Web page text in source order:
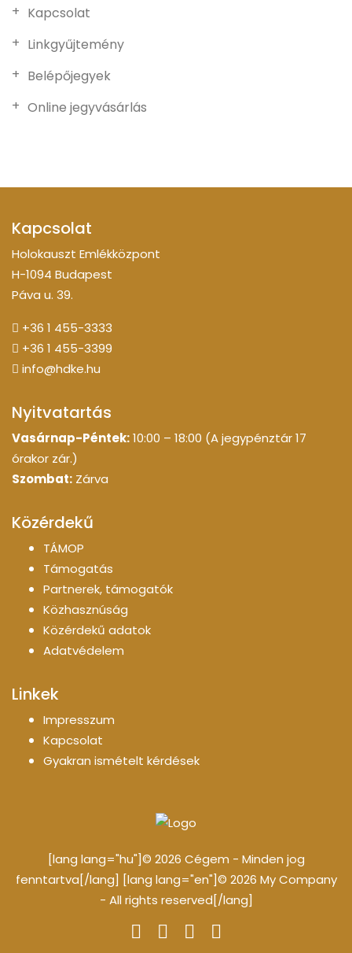
Kapcsolat
Linkgyűjtemény
Belépőjegyek
Online jegyvásárlás
Kapcsolat
Holokauszt Emlékközpont
H-1094 Budapest
Páva u. 39.
+36 1 455-3333
+36 1 455-3399
info@hdke.hu
Nyitvatartás
Vasárnap-Péntek:10:00 – 18:00 (A jegypénztár 17
órakor zár.)
Szombat: Zárva
Közérdekű
TÁMOP
Támogatás
Partnerek, támogatók
Közhasznúság
Közérdekű adatok
Adatvédelem
Linkek
Impresszum
Kapcsolat
Gyakran ismételt kérdések
[lang lang="hu"]© 2026 Cégem - Minden jog
fenntartva[/lang] [lang lang="en"]© 2026 My Company
- All rights reserved[/lang]